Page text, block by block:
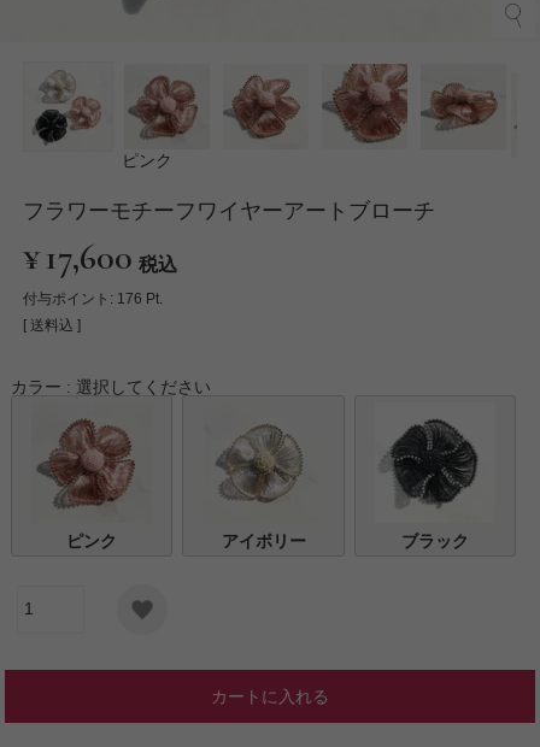
ピンク
フラワーモチーフワイヤーアートブローチ
¥17,600 税込
付与ポイント: 176 Pt.
送料込
カラー 選択してください
ピンク アイボリー ブラック
カートに入れる